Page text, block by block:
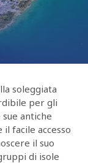
soleggiata
per gli
antiche
facile accesso
il suo
di isole